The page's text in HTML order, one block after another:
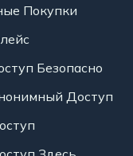
Покупки
Безопасно
Доступ